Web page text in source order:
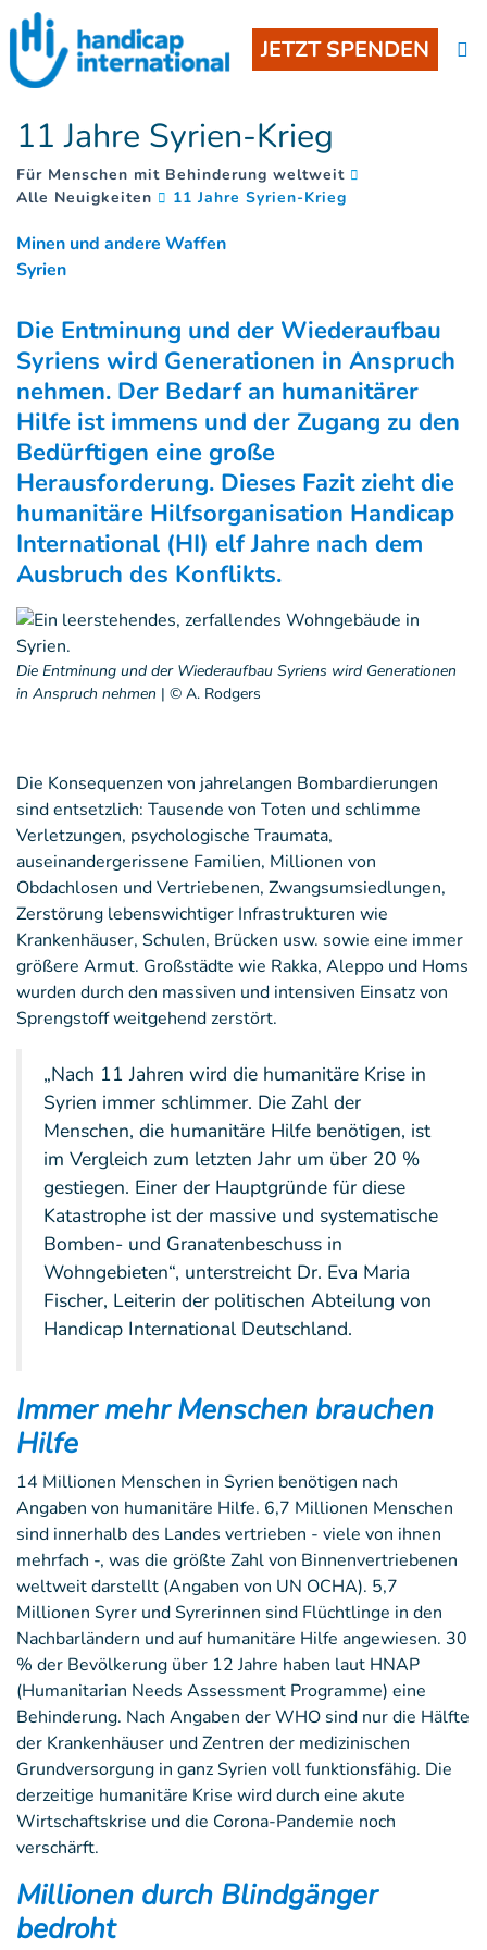
JETZT SPENDEN
11 Jahre Syrien-Krieg
Für Menschen mit Behinderung weltweit
Alle Neuigkeiten
11 Jahre Syrien-Krieg
Minen und andere Waffen
Syrien
Die Entminung und der Wiederaufbau
Syriens wird Generationen in Anspruch
nehmen. Der Bedarf an humanitärer
Hilfe ist immens und der Zugang zu den
Bedürftigen eine große
Herausforderung. Dieses Fazit zieht die
humanitäre Hilfsorganisation Handicap
International (HI) elf Jahre nach dem
Ausbruch des Konflikts.
Die Entminung und der Wiederaufbau Syriens wird Generationen
in Anspruch nehmen | © A. Rodgers
Die Konsequenzen von jahrelangen Bombardierungen
sind entsetzlich: Tausende von Toten und schlimme
Verletzungen, psychologische Traumata,
auseinandergerissene Familien, Millionen von
Obdachlosen und Vertriebenen, Zwangsumsiedlungen,
Zerstörung lebenswichtiger Infrastrukturen wie
Krankenhäuser, Schulen, Brücken usw. sowie eine immer
größere Armut. Großstädte wie Rakka, Aleppo und Homs
wurden durch den massiven und intensiven Einsatz von
Sprengstoff weitgehend zerstört.
„Nach 11 Jahren wird die humanitäre Krise in
Syrien immer schlimmer. Die Zahl der
Menschen, die humanitäre Hilfe benötigen, ist
im Vergleich zum letzten Jahr um über 20 %
gestiegen. Einer der Hauptgründe für diese
Katastrophe ist der massive und systematische
Bomben- und Granatenbeschuss in
Wohngebieten“, unterstreicht Dr. Eva Maria
Fischer, Leiterin der politischen Abteilung von
Handicap International Deutschland.
Immer mehr Menschen brauchen
Hilfe
14 Millionen Menschen in Syrien benötigen nach
Angaben von humanitäre Hilfe. 6,7 Millionen Menschen
sind innerhalb des Landes vertrieben - viele von ihnen
mehrfach -, was die größte Zahl von Binnenvertriebenen
weltweit darstellt (Angaben von UN OCHA). 5,7
Millionen Syrer und Syrerinnen sind Flüchtlinge in den
Nachbarländern und auf humanitäre Hilfe angewiesen. 30
% der Bevölkerung über 12 Jahre haben laut HNAP
(Humanitarian Needs Assessment Programme) eine
Behinderung. Nach Angaben der WHO sind nur die Hälfte
der Krankenhäuser und Zentren der medizinischen
Grundversorgung in ganz Syrien voll funktionsfähig. Die
derzeitige humanitäre Krise wird durch eine akute
Wirtschaftskrise und die Corona-Pandemie noch
verschärft.
Millionen durch Blindgänger
bedroht